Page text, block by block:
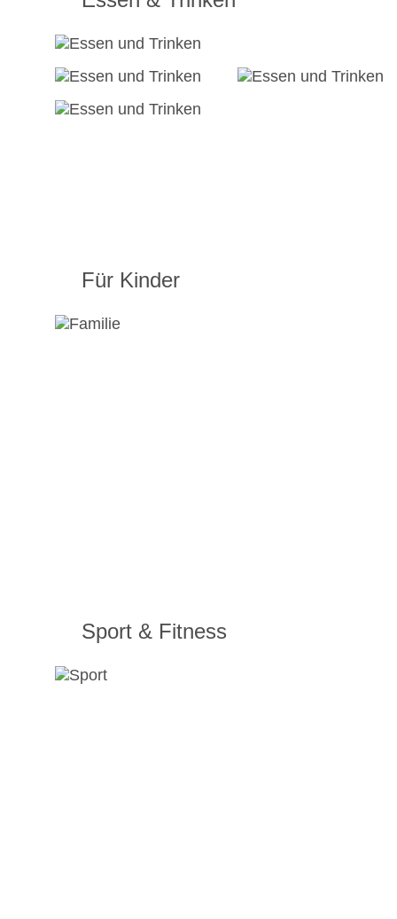
Für Kinder
Sport & Fitness